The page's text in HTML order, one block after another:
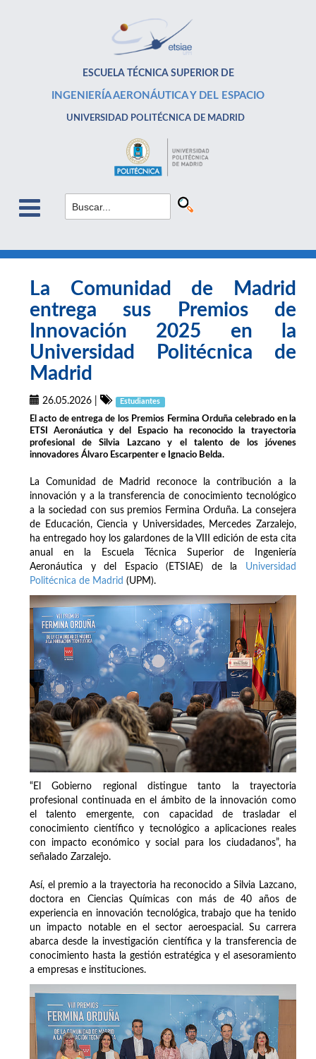
ESCUELA TÉCNICA SUPERIOR DE
INGENIERÍA AERONÁUTICA Y DEL ESPACIO
UNIVERSIDAD POLITÉCNICA DE MADRID
La Comunidad de Madrid
entrega sus Premios de
Innovación 2025 en la
Universidad Politécnica de
Madrid
26.05.2026 Estudiantes
El acto de entrega de los Premios Fermina Orduña celebrado en la
ETSI Aeronáutica y del Espacio ha reconocido la trayectoria
profesional de Silvia Lazcano y el talento de los jóvenes
innovadores Álvaro Escarpenter e Ignacio Belda.
La Comunidad de Madrid reconoce la contribución a la
innovación y a la transferencia de conocimiento tecnológico
a la sociedad con sus premios Fermina Orduña. La consejera
de Educación, Ciencia y Universidades, Mercedes Zarzalejo,
ha entregado hoy los galardones de la VIII edición de esta cita
anual en la Escuela Técnica Superior de Ingeniería
Aeronáutica y del Espacio (ETSIAE) de la Universidad
Politécnica de Madrid (UPM).
“El Gobierno regional distingue tanto la trayectoria
profesional continuada en el ámbito de la innovación como
el talento emergente, con capacidad de trasladar el
conocimiento científico y tecnológico a aplicaciones reales
con impacto económico y social para los ciudadanos”, ha
señalado Zarzalejo.
Así, el premio a la trayectoria ha reconocido a Silvia Lazcano,
doctora en Ciencias Químicas con más de 40 años de
experiencia en innovación tecnológica, trabajo que ha tenido
un impacto notable en el sector aeroespacial. Su carrera
abarca desde la investigación científica y la transferencia de
conocimiento hasta la gestión estratégica y el asesoramiento
a empresas e instituciones.